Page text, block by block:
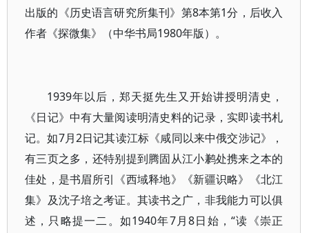
出版的《历史语言研究所集刊》第8本第1分，后收入
作者《探微集》（中华书局1980年版）。
1939年以后，郑天挺先生又开始讲授明清史，
《日记》中有大量阅读明清史料的记录，实即读书札
记。如7月2日记其读江标《咸同以来中俄交涉记》，
有三页之多，还特别提到腾固从江小鹣处携来之本的
佳处，是书眉所引《西域释地》《新疆识略》《北江
集》及沈子培之考证。其读书之广，非我能力可以俱
述，只略提一二。如1940年7月8日始，“读《崇正